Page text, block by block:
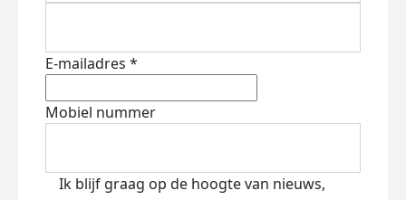
E-mailadres *
Mobiel nummer
Ik blijf graag op de hoogte van nieuws,